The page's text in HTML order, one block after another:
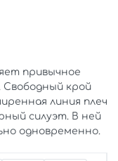
привычное
крой
линия плеч
силуэт. В ней
одновременно.